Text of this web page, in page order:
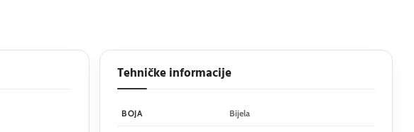
Tehničke informacije
BOJA Bijela